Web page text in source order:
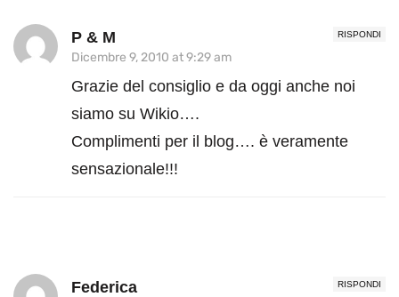
RISPONDI
P & M
Dicembre 9, 2010 at 9:29 am
Grazie del consiglio e da oggi anche noi
siamo su Wikio….
Complimenti per il blog…. è veramente
sensazionale!!!
RISPONDI
Federica